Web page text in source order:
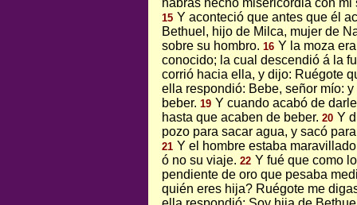
habrás hecho misericordia con mi
15 Y aconteció que antes que él
Bethuel, hijo de Milca, mujer de
sobre su hombro. 16 Y la moza
conocido; la cual descendió á la
corrió hacia ella, y dijo: Ruégote
ella respondió: Bebe, señor mío:
beber. 19 Y cuando acabó de
hasta que acaben de beber. 20 Y
pozo para sacar agua, y sacó
21 Y el hombre estaba
ó no su viaje. 22 Y fué que como
pendiente de oro que pesaba
quién eres hija? Ruégote me